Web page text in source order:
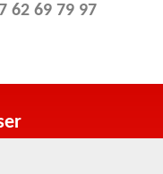
62 69 79 97